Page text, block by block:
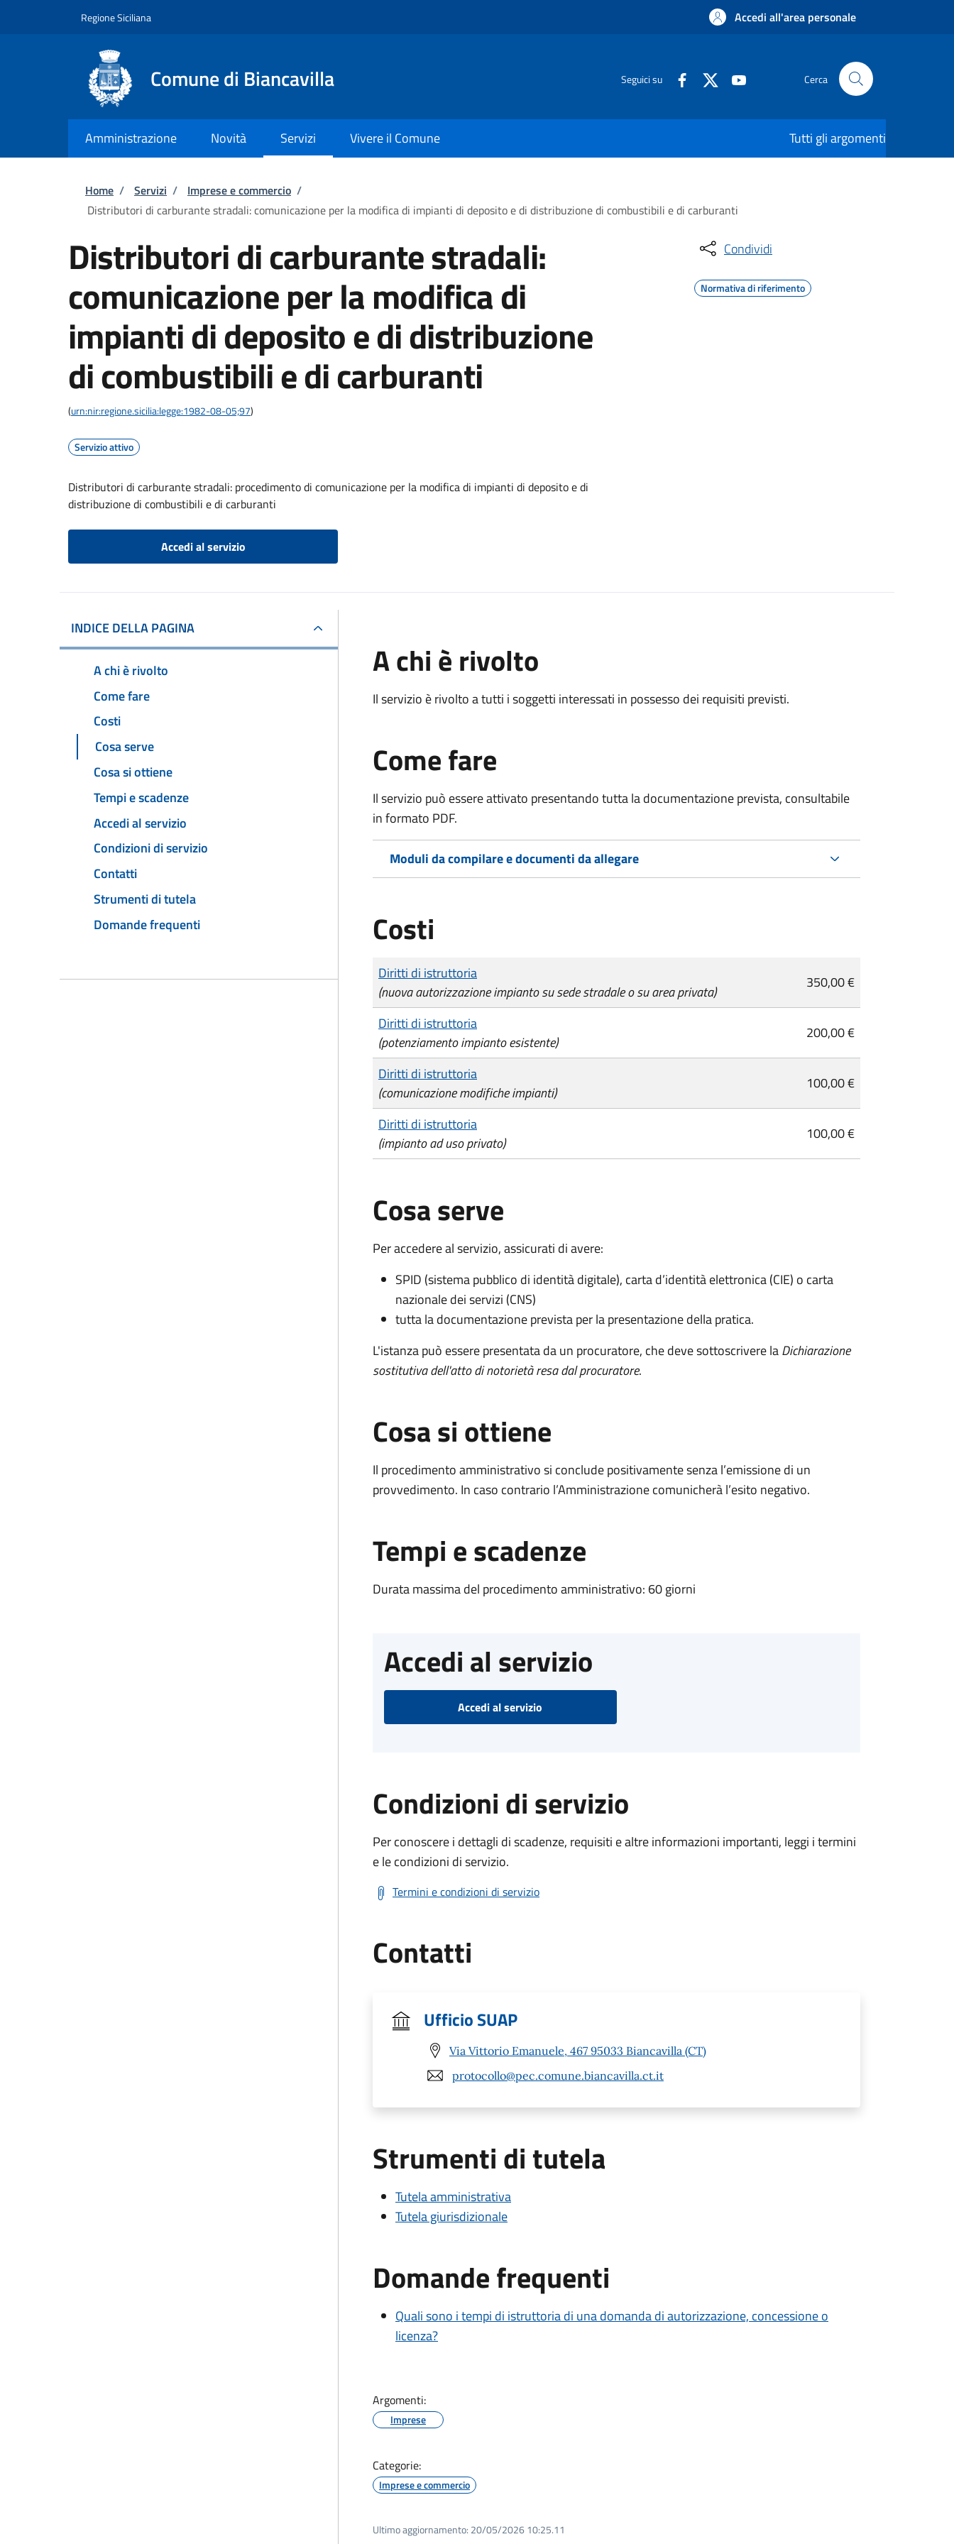
Regione Siciliana Accedi all'area personale
Comune di Biancavilla Seguici su Cerca
Amministrazione Novità Servizi Vivere il Comune Tutti gli argomenti
Briciole di pane
Home / Servizi / Imprese e commercio /
Distributori di carburante stradali: comunicazione per la modifica di impianti di deposito e di distribuzione di combustibili e di carburanti
Distributori di carburante stradali:
comunicazione per la modifica di
impianti di deposito e di distribuzione
di combustibili e di carburanti
(urn:nir:regione.sicilia:legge:1982-08-05;97)
Servizio attivo
Distributori di carburante stradali: procedimento di comunicazione per la modifica di impianti di deposito e di
distribuzione di combustibili e di carburanti
Accedi al servizio
Condividi
Normativa di riferimento
INDICE DELLA PAGINA
A chi è rivolto
Come fare
Costi
Cosa serve
Cosa si ottiene
Tempi e scadenze
Accedi al servizio
Condizioni di servizio
Contatti
Strumenti di tutela
Domande frequenti
A chi è rivolto
Il servizio è rivolto a tutti i soggetti interessati in possesso dei requisiti previsti.
Come fare
Il servizio può essere attivato presentando tutta la documentazione prevista, consultabile
in formato PDF.
Moduli da compilare e documenti da allegare
Costi
Tipo di pagamento
Importo
Diritti di istruttoria
(nuova autorizzazione impianto su sede stradale o su area privata)
350,00 €
Diritti di istruttoria
(potenziamento impianto esistente)
200,00 €
Diritti di istruttoria
(comunicazione modifiche impianti)
100,00 €
Diritti di istruttoria
(impianto ad uso privato)
100,00 €
Cosa serve
Per accedere al servizio, assicurati di avere:
SPID (sistema pubblico di identità digitale), carta d’identità elettronica (CIE) o carta
nazionale dei servizi (CNS)
tutta la documentazione prevista per la presentazione della pratica.
L'istanza può essere presentata da un procuratore, che deve sottoscrivere laDichiarazione
sostitutiva dell'atto di notorietà resa dal procuratore.
Cosa si ottiene
Il procedimento amministrativo si conclude positivamente senza l’emissione di un
provvedimento. In caso contrario l’Amministrazione comunicherà l’esito negativo.
Tempi e scadenze
Durata massima del procedimento amministrativo: 60 giorni
Accedi al servizio
Accedi al servizio
Condizioni di servizio
Per conoscere i dettagli di scadenze, requisiti e altre informazioni importanti, leggi i termini
e le condizioni di servizio.
Termini e condizioni di servizio
Contatti
Ufficio SUAP
Via Vittorio Emanuele, 467 95033 Biancavilla (CT)
protocollo@pec.comune.biancavilla.ct.it
Strumenti di tutela
Tutela amministrativa
Tutela giurisdizionale
Domande frequenti
Quali sono i tempi di istruttoria di una domanda di autorizzazione, concessione o
licenza?
Argomenti:
Imprese
Categorie:
Imprese e commercio
Ultimo aggiornamento: 20/05/2026 10:25.11